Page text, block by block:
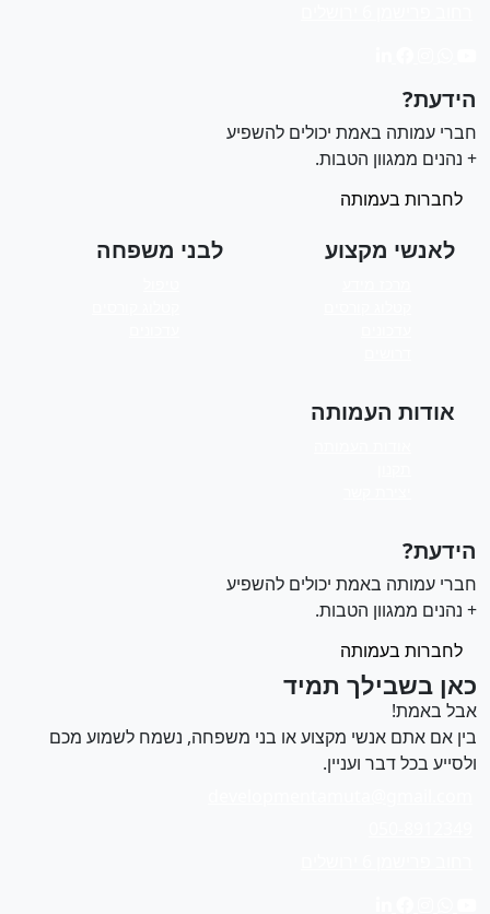
עמותה באמת יכולים להשפיע
נהנים ממגוון הטבות.
לחברות בעמותה
אודות העמותה
לאנשי מקצוע לבני משפחה
עמותה באמת יכולים להשפיע
נהנים ממגוון הטבות.
לחברות בעמותה
בשבילך תמיד
באמת!
אם אתם אנשי מקצוע או בני משפחה, נשמח לשמוע מכם
בכל דבר ועניין.